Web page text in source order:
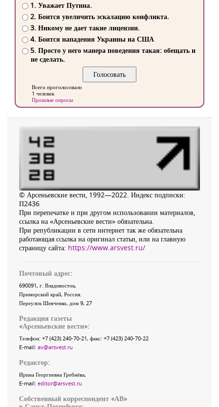
1. Уважает Путина.
2. Боится увеличить эскалацию конфликта.
3. Никому не дает такие лицензии.
4. Боится нападения Украины на США
5. Просто у него манера поведения такая: обещать и
не сделать.
Всего проголосовало
1 человек
Прошлые опросы
© Арсеньевские вести, 1992—2022. Индекс подписки:
П2436
При перепечатке и при другом использовании материалов,
ссылка на «Арсеньевские вести» обязательна.
При републикации в сети интернет так же обязательна
работающая ссылка на оригинал статьи, или на главную
страницу сайта: https://www.arsvest.ru/
Почтовый адрес:
690091, г. Владивосток,
Приморский край, Россия
Переулок Шевченко, дом 9, 27
Редакция газеты
«Арсеньевские вести»:
Телефон: +7 (423) 240-70-21, факс: +7 (423) 240-70-22
E-mail: av@arsvest.ru
Редактор:
Ирина Георгиевна Гребнёва,
E-mail: editor@arsvest.ru
Собственный корреспондент «АВ»